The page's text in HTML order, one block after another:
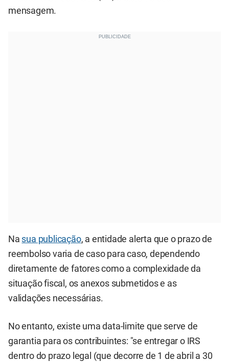
mensagem.
Na sua publicação, a entidade alerta que o prazo de
reembolso varia de caso para caso, dependendo
diretamente de fatores como a complexidade da
situação fiscal, os anexos submetidos e as
validações necessárias.
No entanto, existe uma data-limite que serve de
garantia para os contribuintes: "se entregar o IRS
dentro do prazo legal (que decorre de 1 de abril a 30